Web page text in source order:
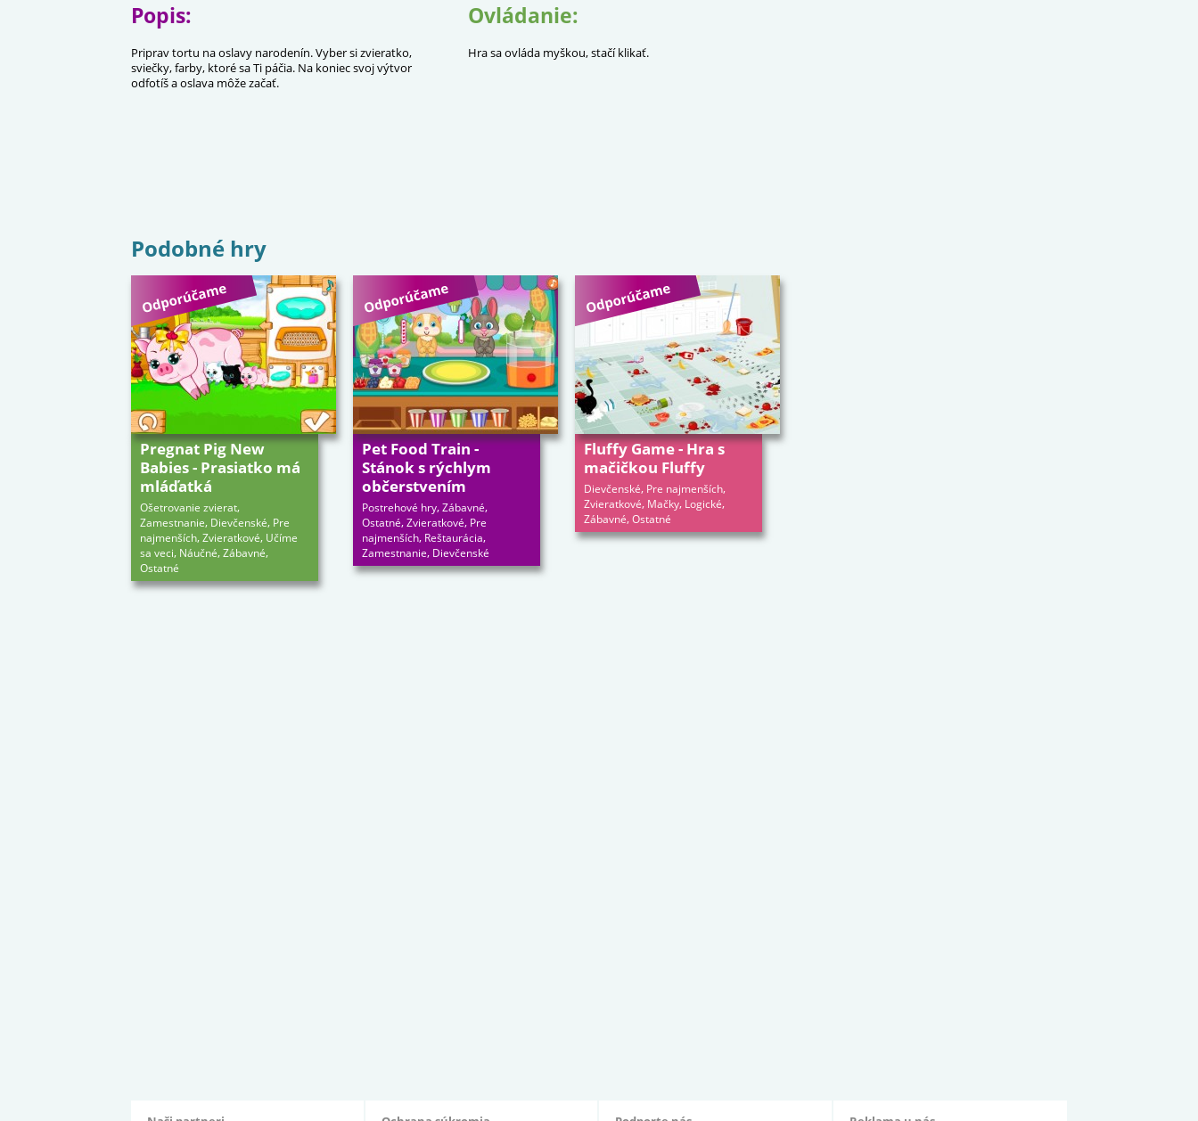
Popis:
Priprav tortu na oslavy narodenín. Vyber si zvieratko,
sviečky, farby, ktoré sa Ti páčia. Na koniec svoj výtvor
odfotíš a oslava môže začať.
Ovládanie:
Hra sa ovláda myškou, stačí klikať.
Podobné hry
Pregnat Pig New
Babies - Prasiatko má
mláďatká
Ošetrovanie zvierat,
Zamestnanie, Dievčenské, Pre
najmenších,Zvieratkové, Učíme
sa veci, Náučné,Zábavné,
Ostatné
Pet Food Train -
Stánok s rýchlym
občerstvením
Postrehové hry,Zábavné,
Ostatné,Zvieratkové, Pre
najmenších, Reštaurácia,
Zamestnanie, Dievčenské
Fluffy Game - Hra s
mačičkou Fluffy
Dievčenské, Pre najmenších,
Zvieratkové, Mačky, Logické,
Zábavné,Ostatné